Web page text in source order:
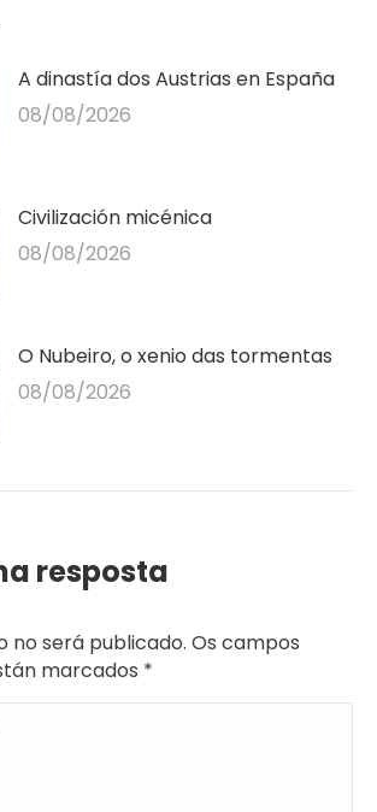
A dinastía dos Austrias en España
08/08/2026
Civilización micénica
08/08/2026
O Nubeiro, o xenio das tormentas
08/08/2026
resposta
no será publicado. Os campos
marcados *